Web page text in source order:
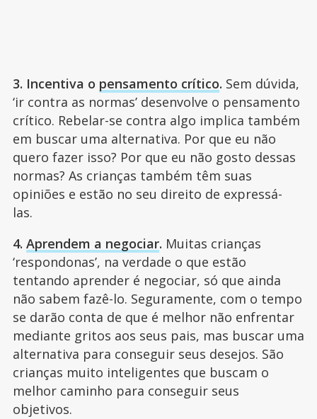
3. Incentiva o pensamento crítico. Sem dúvida,
‘ir contra as normas’ desenvolve o pensamento
crítico. Rebelar-se contra algo implica também
em buscar uma alternativa. Por que eu não
quero fazer isso? Por que eu não gosto dessas
normas? As crianças também têm suas
opiniões e estão no seu direito de expressá-
las.
4. Aprendem a negociar. Muitas crianças
‘respondonas’, na verdade o que estão
tentando aprender é negociar, só que ainda
não sabem fazê-lo. Seguramente, com o tempo
se darão conta de que é melhor não enfrentar
mediante gritos aos seus pais, mas buscar uma
alternativa para conseguir seus desejos. São
crianças muito inteligentes que buscam o
melhor caminho para conseguir seus
objetivos.